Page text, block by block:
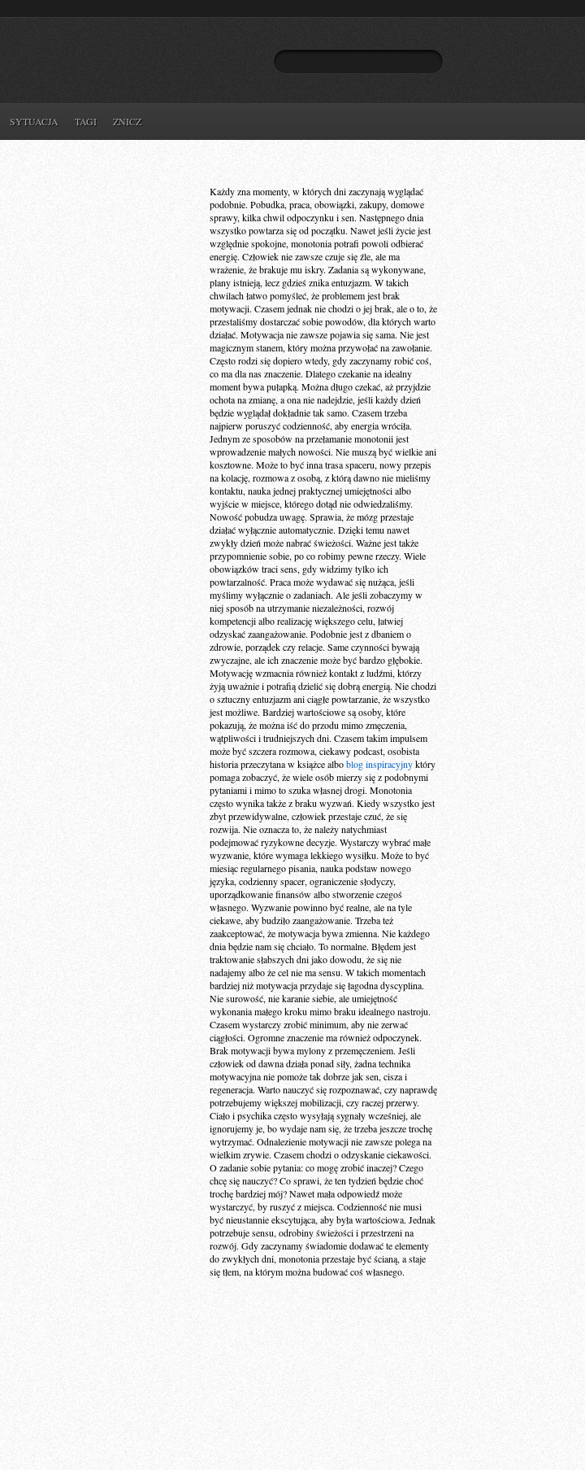
SYTUACJA TAGI ZNICZ
Każdy zna momenty, w których dni zaczynają wyglądać
podobnie. Pobudka, praca, obowiązki, zakupy, domowe
sprawy, kilka chwil odpoczynku i sen. Następnego dnia
wszystko powtarza się od początku. Nawet jeśli życie jest
względnie spokojne, monotonia potrafi powoli odbierać
energię. Człowiek nie zawsze czuje się źle, ale ma
wrażenie, że brakuje mu iskry. Zadania są wykonywane,
plany istnieją, lecz gdzieś znika entuzjazm. W takich
chwilach łatwo pomyśleć, że problemem jest brak
motywacji. Czasem jednak nie chodzi o jej brak, ale o to, że
przestaliśmy dostarczać sobie powodów, dla których warto
działać. Motywacja nie zawsze pojawia się sama. Nie jest
magicznym stanem, który można przywołać na zawołanie.
Często rodzi się dopiero wtedy, gdy zaczynamy robić coś,
co ma dla nas znaczenie. Dlatego czekanie na idealny
moment bywa pułapką. Można długo czekać, aż przyjdzie
ochota na zmianę, a ona nie nadejdzie, jeśli każdy dzień
będzie wyglądał dokładnie tak samo. Czasem trzeba
najpierw poruszyć codzienność, aby energia wróciła.
Jednym ze sposobów na przełamanie monotonii jest
wprowadzenie małych nowości. Nie muszą być wielkie ani
kosztowne. Może to być inna trasa spaceru, nowy przepis
na kolację, rozmowa z osobą, z którą dawno nie mieliśmy
kontaktu, nauka jednej praktycznej umiejętności albo
wyjście w miejsce, którego dotąd nie odwiedzaliśmy.
Nowość pobudza uwagę. Sprawia, że mózg przestaje
działać wyłącznie automatycznie. Dzięki temu nawet
zwykły dzień może nabrać świeżości. Ważne jest także
przypomnienie sobie, po co robimy pewne rzeczy. Wiele
obowiązków traci sens, gdy widzimy tylko ich
powtarzalność. Praca może wydawać się nużąca, jeśli
myślimy wyłącznie o zadaniach. Ale jeśli zobaczymy w
niej sposób na utrzymanie niezależności, rozwój
kompetencji albo realizację większego celu, łatwiej
odzyskać zaangażowanie. Podobnie jest z dbaniem o
zdrowie, porządek czy relacje. Same czynności bywają
zwyczajne, ale ich znaczenie może być bardzo głębokie.
Motywację wzmacnia również kontakt z ludźmi, którzy
żyją uważnie i potrafią dzielić się dobrą energią. Nie chodzi
o sztuczny entuzjazm ani ciągłe powtarzanie, że wszystko
jest możliwe. Bardziej wartościowe są osoby, które
pokazują, że można iść do przodu mimo zmęczenia,
wątpliwości i trudniejszych dni. Czasem takim impulsem
może być szczera rozmowa, ciekawy podcast, osobista
historia przeczytana w książce alboblog inspiracyjnyktóry
pomaga zobaczyć, że wiele osób mierzy się z podobnymi
pytaniami i mimo to szuka własnej drogi. Monotonia
często wynika także z braku wyzwań. Kiedy wszystko jest
zbyt przewidywalne, człowiek przestaje czuć, że się
rozwija. Nie oznacza to, że należy natychmiast
podejmować ryzykowne decyzje. Wystarczy wybrać małe
wyzwanie, które wymaga lekkiego wysiłku. Może to być
miesiąc regularnego pisania, nauka podstaw nowego
języka, codzienny spacer, ograniczenie słodyczy,
uporządkowanie finansów albo stworzenie czegoś
własnego. Wyzwanie powinno być realne, ale na tyle
ciekawe, aby budziło zaangażowanie. Trzeba też
zaakceptować, że motywacja bywa zmienna. Nie każdego
dnia będzie nam się chciało. To normalne. Błędem jest
traktowanie słabszych dni jako dowodu, że się nie
nadajemy albo że cel nie ma sensu. W takich momentach
bardziej niż motywacja przydaje się łagodna dyscyplina.
Nie surowość, nie karanie siebie, ale umiejętność
wykonania małego kroku mimo braku idealnego nastroju.
Czasem wystarczy zrobić minimum, aby nie zerwać
ciągłości. Ogromne znaczenie ma również odpoczynek.
Brak motywacji bywa mylony z przemęczeniem. Jeśli
człowiek od dawna działa ponad siły, żadna technika
motywacyjna nie pomoże tak dobrze jak sen, cisza i
regeneracja. Warto nauczyć się rozpoznawać, czy naprawdę
potrzebujemy większej mobilizacji, czy raczej przerwy.
Ciało i psychika często wysyłają sygnały wcześniej, ale
ignorujemy je, bo wydaje nam się, że trzeba jeszcze trochę
wytrzymać. Odnalezienie motywacji nie zawsze polega na
wielkim zrywie. Czasem chodzi o odzyskanie ciekawości.
O zadanie sobie pytania: co mogę zrobić inaczej? Czego
chcę się nauczyć? Co sprawi, że ten tydzień będzie choć
trochę bardziej mój? Nawet mała odpowiedź może
wystarczyć, by ruszyć z miejsca. Codzienność nie musi
być nieustannie ekscytująca, aby była wartościowa. Jednak
potrzebuje sensu, odrobiny świeżości i przestrzeni na
rozwój. Gdy zaczynamy świadomie dodawać te elementy
do zwykłych dni, monotonia przestaje być ścianą, a staje
się tłem, na którym można budować coś własnego.